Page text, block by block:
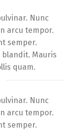
Nunc
arcu tempor.
semper.
Mauris
quam.
Nunc
arcu tempor.
semper.